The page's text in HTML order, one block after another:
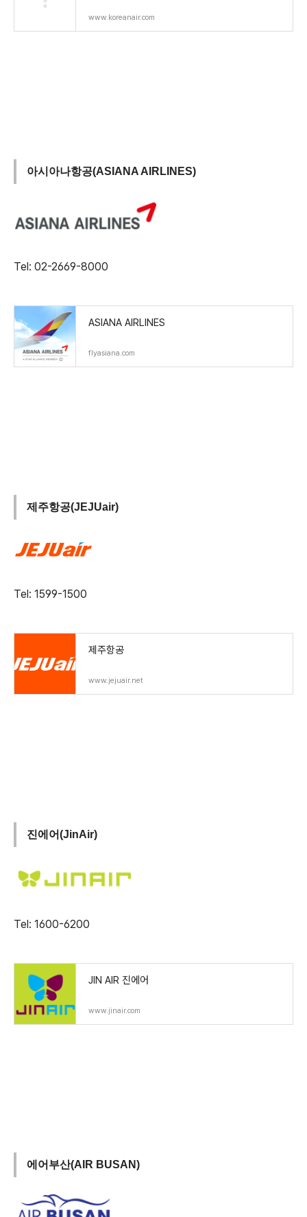
www.koreanair.com
아시아나항공(ASIANA AIRLINES)
Tel: 02-2669-8000
ASIANA AIRLINES
flyasiana.com
제주항공(JEJUair)
Tel: 1599-1500
제주항공
www.jejuair.net
진에어(JinAir)
Tel: 1600-6200
JIN AIR 진에어
www.jinair.com
에어부산(AIR BUSAN)